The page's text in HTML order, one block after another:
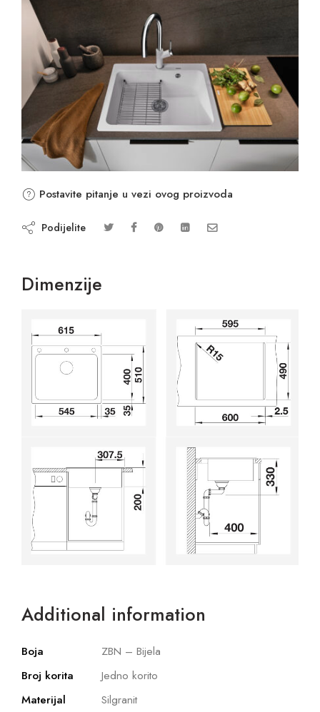
Postavite pitanje u vezi ovog proizvoda
Podijelite
Dimenzije
Additional information
Boja
ZBN – Bijela
Broj korita
Jedno korito
Materijal
Silgranit